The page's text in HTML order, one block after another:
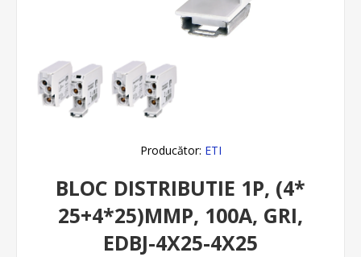
Producător: ETI
BLOC DISTRIBUTIE 1P, (4*
25+4*25)MMP, 100A, GRI,
EDBJ-4X25-4X25